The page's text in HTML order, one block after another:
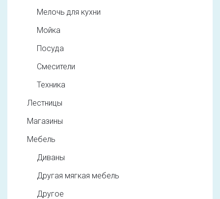
Мелочь для кухни
Мойка
Посуда
Смесители
Техника
Лестницы
Магазины
Мебель
Диваны
Другая мягкая мебель
Другое